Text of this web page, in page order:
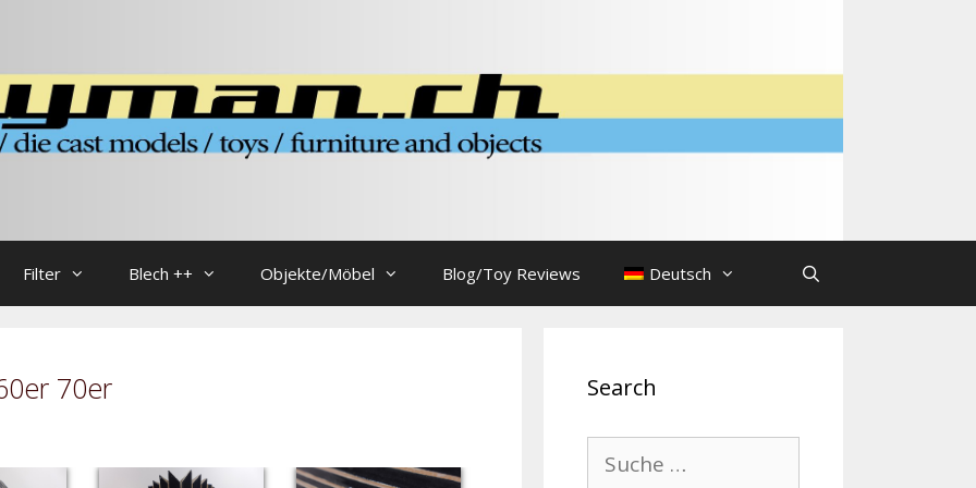
Filter Blech ++ Objekte/Möbel Blog/Toy Reviews Deutsch
70er Search
nach: